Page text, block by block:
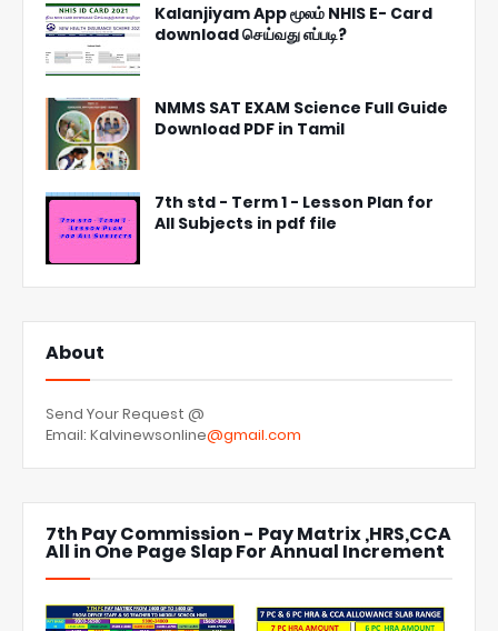
Kalanjiyam App மூலம் NHIS E- Card
download செய்வது எப்படி?
NMMS SAT EXAM Science Full Guide
Download PDF in Tamil
7th std - Term 1 - Lesson Plan for
All Subjects in pdf file
About
Send Your Request @
Email: Kalvinewsonline@gmail.com
7th Pay Commission - Pay Matrix ,HRS,CCA
All in One Page Slap For Annual Increment